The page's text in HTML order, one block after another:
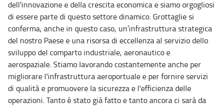
dell'innovazione e della crescita economica e siamo orgogliosi
di essere parte di questo settore dinamico. Grottaglie si
conferma, anche in questo caso, un’infrastruttura strategica
del nostro Paese e una risorsa di eccellenza al servizio dello
sviluppo del comparto industriale, aeronautico e
aerospaziale. Stiamo lavorando costantemente anche per
migliorare l'infrastruttura aeroportuale e per fornire servizi
di qualità e promuovere la sicurezza e l'efficienza delle
operazioni. Tanto è stato già fatto e tanto ancora ci sarà da